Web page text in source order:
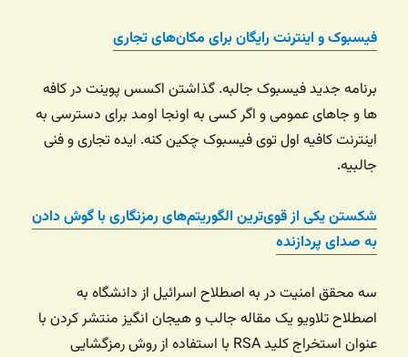
فیسبوک و اینترنت رایگان برای مکان‌های تجاری
برنامه جدید فیسبوک جالبه. گذاشتن اکسس پوینت در کافه
ها و جاهای عمومی و اگر کسی به اونجا اومد برای دسترسی به
اینترنت کافیه اول توی فیسبوک چکین کنه. ایده تجاری و فنی
جالبیه.
شکستن یکی از قوی‌ترین الگوریتم‌های رمزنگاری با گوش دادن
به صدای پردازنده
سه محقق امنیت در به اصطلاح اسرائیل از دانشگاه به
اصطلاح تلاویو یک مقاله‌ جالب و هیجان انگیز منتشر کردن با
عنوان استخراج کلید RSA با استفاده از روش رمزگشایی